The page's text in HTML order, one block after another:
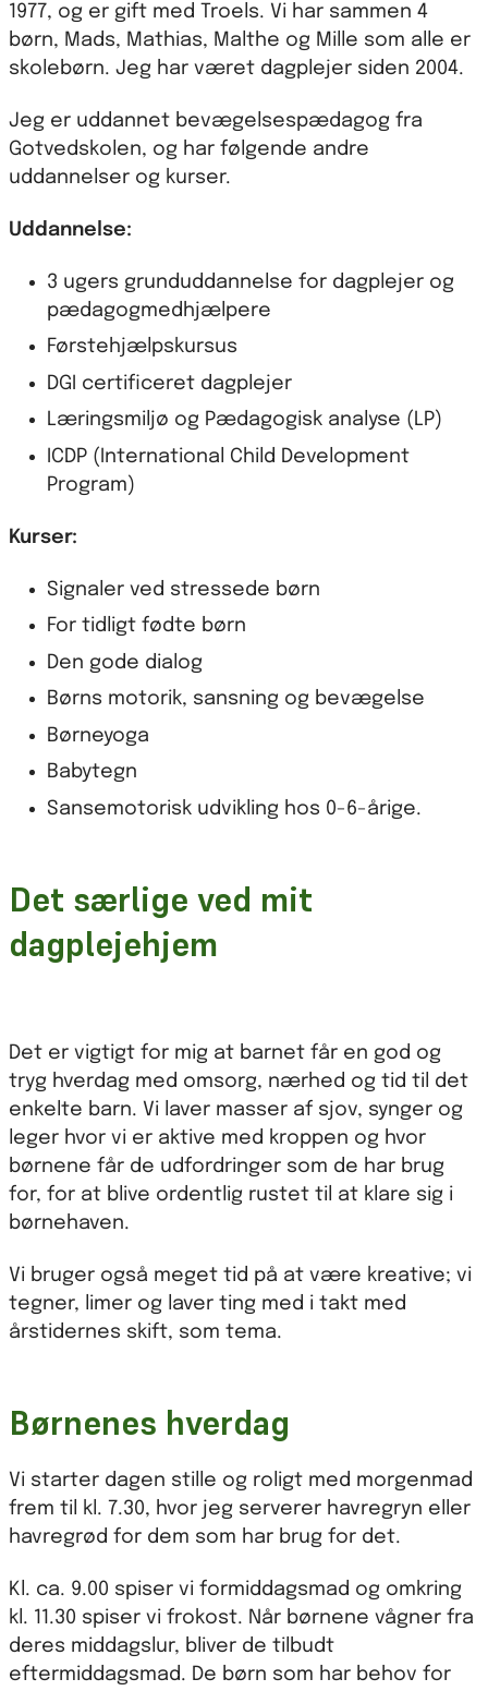
1977, og er gift med Troels. Vi har sammen 4
børn, Mads, Mathias, Malthe og Mille som alle er
skolebørn. Jeg har været dagplejer siden 2004.
Jeg er uddannet bevægelsespædagog fra
Gotvedskolen, og har følgende andre
uddannelser og kurser.
Uddannelse:
3 ugers grunduddannelse for dagplejer og
pædagogmedhjælpere
Førstehjælpskursus
DGI certificeret dagplejer
Læringsmiljø og Pædagogisk analyse (LP)
ICDP (International Child Development
Program)
Kurser:
Signaler ved stressede børn
For tidligt fødte børn
Den gode dialog
Børns motorik, sansning og bevægelse
Børneyoga
Babytegn
Sansemotorisk udvikling hos 0-6-årige.
Det særlige ved mit
dagplejehjem
Det er vigtigt for mig at barnet får en god og
tryg hverdag med omsorg, nærhed og tid til det
enkelte barn. Vi laver masser af sjov, synger og
leger hvor vi er aktive med kroppen og hvor
børnene får de udfordringer som de har brug
for, for at blive ordentlig rustet til at klare sig i
børnehaven.
Vi bruger også meget tid på at være kreative; vi
tegner, limer og laver ting med i takt med
årstidernes skift, som tema.
Børnenes hverdag
Vi starter dagen stille og roligt med morgenmad
frem til kl. 7.30, hvor jeg serverer havregryn eller
havregrød for dem som har brug for det.
Kl. ca. 9.00 spiser vi formiddagsmad og omkring
kl. 11.30 spiser vi frokost. Når børnene vågner fra
deres middagslur, bliver de tilbudt
eftermiddagsmad. De børn som har behov for